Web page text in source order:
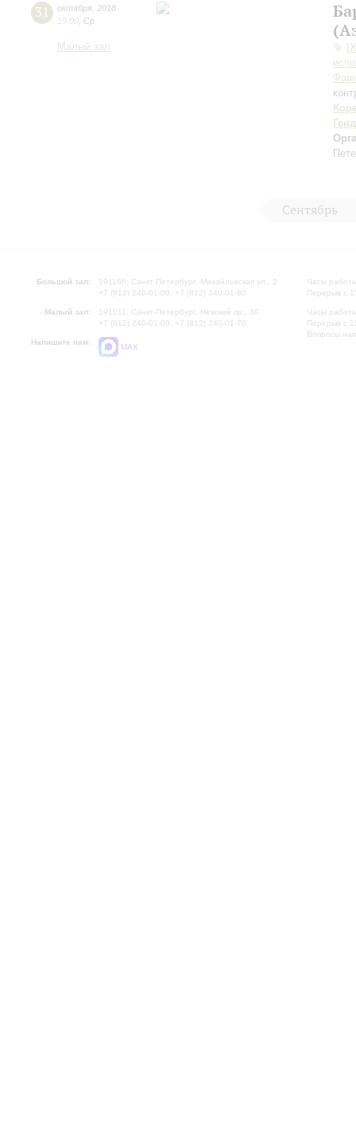
31 октября 2018
19:00 Ср
Малый зал
Сентябрь
Большой зал:
191186, Санкт-Петербург, Михайловская ул., 2
+7 (812) 240-01-00, +7 (812) 240-01-80
Малый зал:
191011, Санкт-Петербург, Невский пр., 30
+7 (812) 240-01-00, +7 (812) 240-01-70
Напишите нам:
MAX
Часы
Перерыв с
Часы
Перерыв с
Вопросы